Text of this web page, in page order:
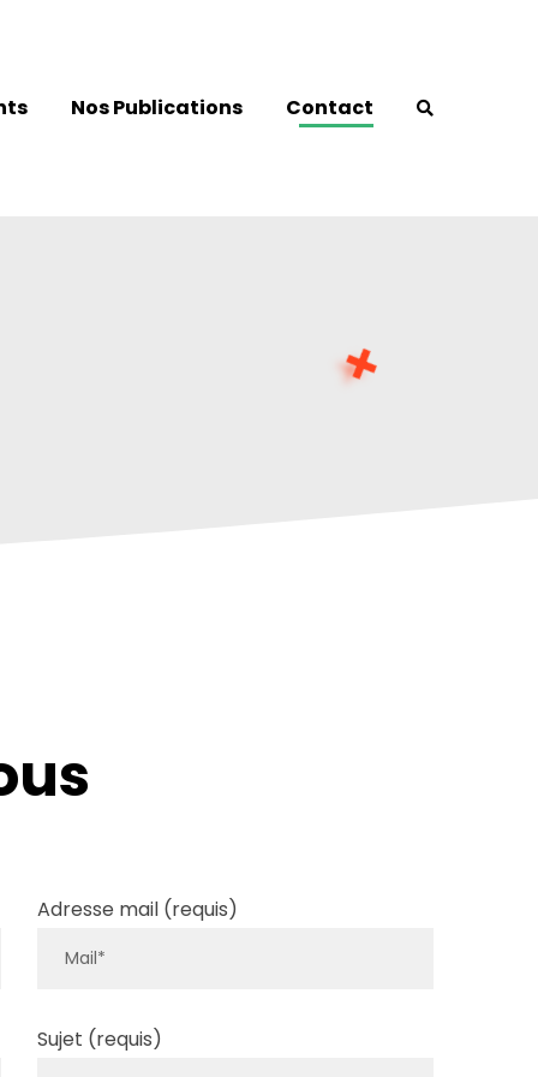
Nos Publications Contact
Adresse mail (requis)
Sujet (requis)